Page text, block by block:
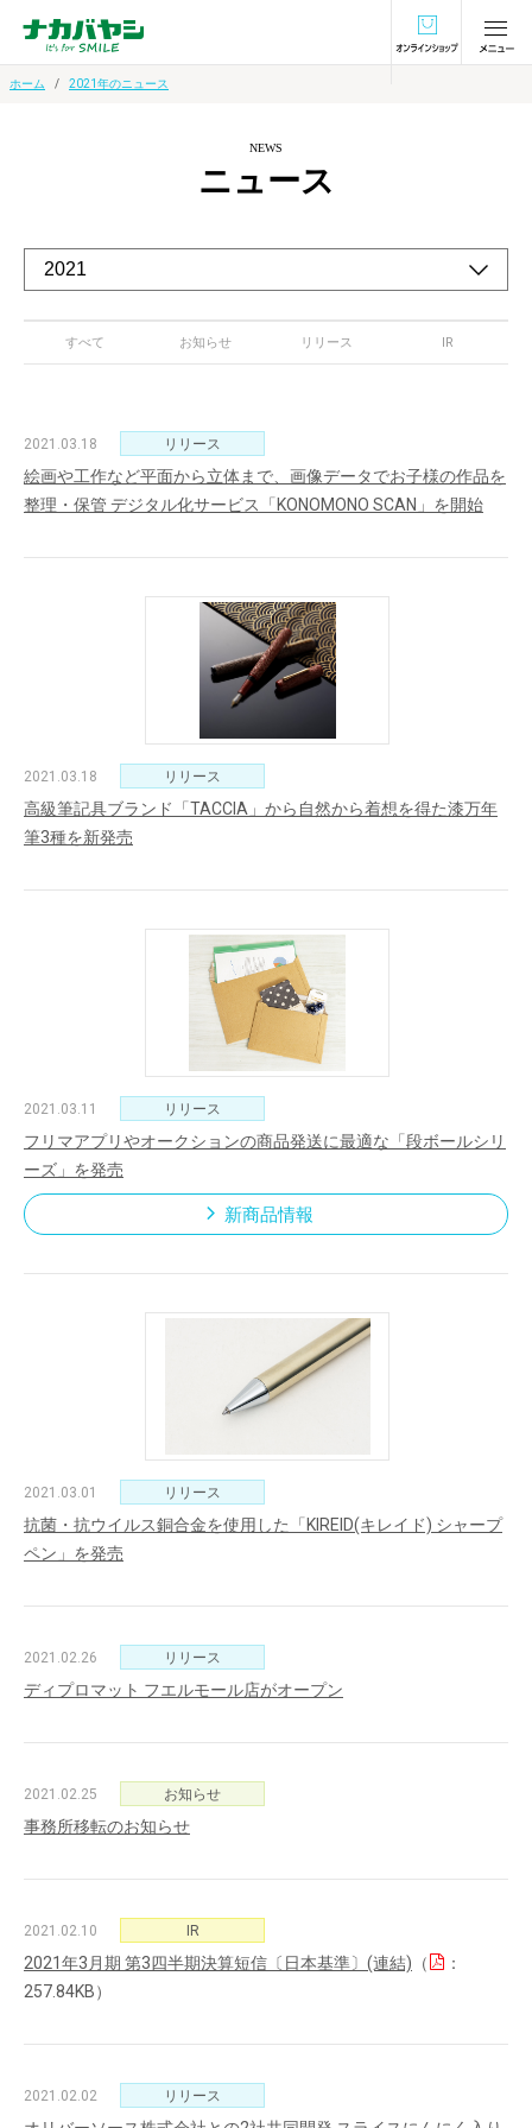
オンラインショ
ホーム 2021年のニュース
NEWS
ニュース
すべて お知らせ リリース IR
2021.03.18 リリース
絵画や工作など平面から立体まで、画像データでお子様の作品を
整理・保管 デジタル化サービス「KONOMONO SCAN」を開始
2021.03.18 リリース
高級筆記具ブランド「TACCIA」から自然から着想を得た漆万年
筆3種を新発売
2021.03.11 リリース
フリマアプリやオークションの商品発送に最適な「段ボールシリ
ーズ」を発売
新商品情報
2021.03.01 リリース
抗菌・抗ウイルス銅合金を使用した「KIREID(キレイド) シャープ
ペン」を発売
2021.02.26 リリース
ディプロマット フエルモール店がオープン
2021.02.25 お知らせ
事務所移転のお知らせ
2021.02.10 IR
2021年3月期 第3四半期決算短信〔日本基準〕(連結) （
：
257.84KB）
2021.02.02 リリース